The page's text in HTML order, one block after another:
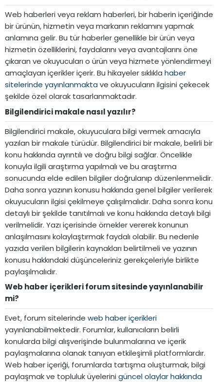
Web haberleri veya reklam haberleri, bir haberin içeriğinde
bir ürünün, hizmetin veya markanın reklamını yapmak
anlamına gelir. Bu tür haberler genellikle bir ürün veya
hizmetin özelliklerini, faydalarını veya avantajlarını öne
çıkaran ve okuyucuları o ürün veya hizmete yönlendirmeyi
amaçlayan içerikler içerir. Bu hikayeler sıklıkla haber
sitelerinde yayınlanmakta ve okuyucuların ilgisini çekecek
şekilde özel olarak tasarlanmaktadır.
Bilgilendirici makale nasıl yazılır?​
Bilgilendirici makale, okuyuculara bilgi vermek amacıyla
yazılan bir makale türüdür. Bilgilendirici bir makale, belirli bir
konu hakkında ayrıntılı ve doğru bilgi sağlar. Öncelikle
konuyla ilgili araştırma yapılmalı ve bu araştırma
sonucunda elde edilen bilgiler doğrulanıp düzenlenmelidir.
Daha sonra yazının konusu hakkında genel bilgiler verilerek
okuyucuların ilgisi çekilmeye çalışılmalıdır. Daha sonra konu
detaylı bir şekilde tanıtılmalı ve konu hakkında detaylı bilgi
verilmelidir. Yazı içerisinde örnekler vererek konunun
anlaşılmasını kolaylaştırmak faydalı olabilir. Bu nedenle
yazıda verilen bilgilerin kaynakları belirtilmeli ve yazının
konusu hakkındaki düşünceleriniz gerekçeleriyle birlikte
paylaşılmalıdır.
Web haber içerikleri forum sitesinde yayınlanabilir
mi?​
Evet, forum sitelerinde web haber içerikleri
yayınlanabilmektedir. Forumlar, kullanıcıların belirli
konularda bilgi alışverişinde bulunmalarına ve içerik
paylaşmalarına olanak tanıyan etkileşimli platformlardır.
Web haber içeriği, forumlarda tartışma oluşturmak, bilgi
paylaşmak ve topluluk üyelerini güncel olaylar hakkında